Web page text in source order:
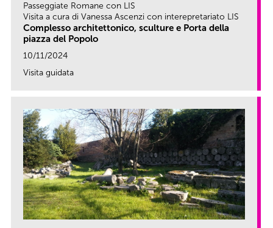
Passeggiate Romane con LIS
Visita a cura di Vanessa Ascenzi con interepretariato LIS
Complesso architettonico, sculture e Porta della
piazza del Popolo
10/11/2024
Visita guidata